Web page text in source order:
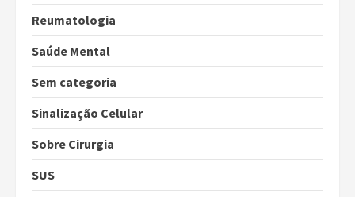
Reumatologia
Saúde Mental
Sem categoria
Sinalização Celular
Sobre Cirurgia
SUS